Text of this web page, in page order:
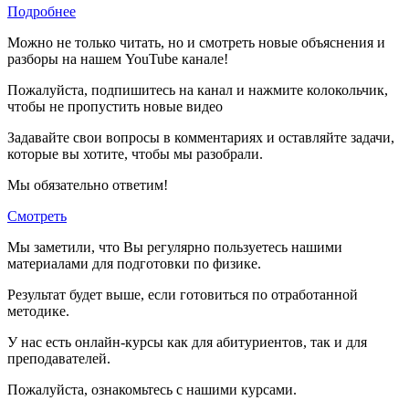
Подробнее
Можно не только читать, но и смотреть новые объяснения и
разборы на нашем YouTube канале!
Пожалуйста, подпишитесь на канал и нажмите колокольчик,
чтобы не пропустить новые видео
Задавайте свои вопросы в комментариях и оставляйте задачи,
которые вы хотите, чтобы мы разобрали.
Мы обязательно ответим!
Смотреть
Мы заметили, что Вы регулярно пользуетесь нашими
материалами для подготовки по физике.
Результат будет выше, если готовиться по отработанной
методике.
У нас есть онлайн-курсы как для абитуриентов, так и для
преподавателей.
Пожалуйста, ознакомьтесь с нашими курсами.